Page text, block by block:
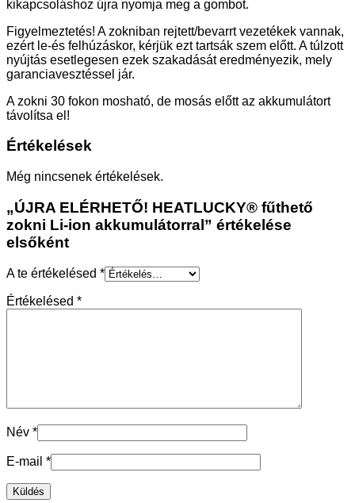
kikapcsoláshoz újra nyomja meg a gombot.
Figyelmeztetés! A zokniban rejtett/bevarrt vezetékek vannak,
ezért le-és felhúzáskor, kérjük ezt tartsák szem előtt. A túlzott
nyújtás esetlegesen ezek szakadását eredményezik, mely
garanciavesztéssel jár.
A zokni 30 fokon mosható, de mosás előtt az akkumulátort
távolítsa el!
Értékelések
Még nincsenek értékelések.
„ÚJRA ELÉRHETŐ! HEATLUCKY® fűthető
zokni Li-ion akkumulátorral” értékelése
elsőként
A te értékelésed *
Értékelésed *
Név *
E-mail *